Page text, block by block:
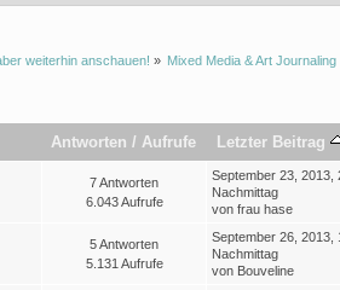
weiterhin anschauen! » Mixed Media & Art Journaling
Antworten / Aufrufe Letzter Beitrag
7 Antworten
6.043 Aufrufe
September 23, 2013,
Nachmittag
von frau hase
5 Antworten
5.131 Aufrufe
September 26, 2013,
Nachmittag
von Bouveline